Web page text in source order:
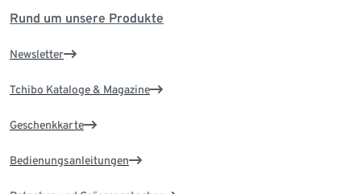
Rund um unsere Produkte
Newsletter
Tchibo Kataloge & Magazine
Geschenkkarte
Bedienungsanleitungen